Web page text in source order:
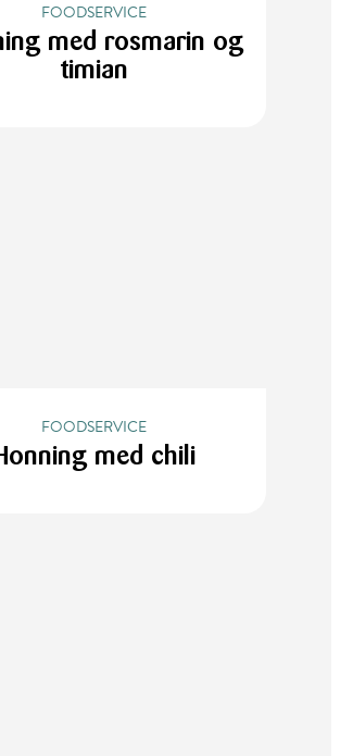
FOODSERVICE
med rosmarin og
timian
FOODSERVICE
med chili